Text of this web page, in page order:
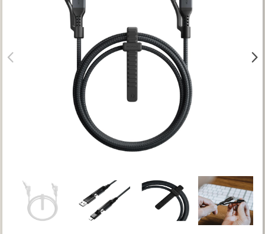
Termék nevek
Termék leírások
Dokumentumok
Meg kell adnia legalább egy, minimum 3 betűs szót, vagy valamilyen
Speciális kifejezések:
Kezdő rész szó:
Pontos egyezéshez mindkét esetben használhatja az idézőjeleket:
"szó1 szó2 szó..."
 